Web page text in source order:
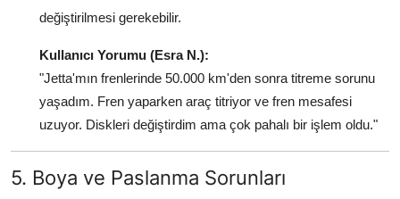
değiştirilmesi gerekebilir.
Kullanıcı Yorumu (Esra N.):
"Jetta'mın frenlerinde 50.000 km'den sonra titreme sorunu
yaşadım. Fren yaparken araç titriyor ve fren mesafesi
uzuyor. Diskleri değiştirdim ama çok pahalı bir işlem oldu."
5. Boya ve Paslanma Sorunları